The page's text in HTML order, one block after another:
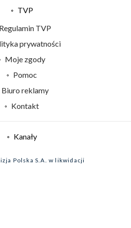
TVP
Regulamin TVP
prywatności
Moje zgody
Pomoc
Biuro reklamy
Kontakt
Kanały
Polska S.A. w likwidacji